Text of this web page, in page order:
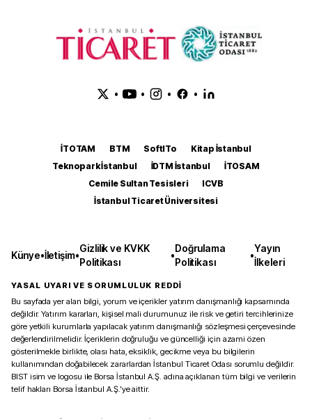
• • • •
İTOTAM BTM SoftITo
Kitap İstanbul
Teknopark İstanbul
İDTM İstanbul
İTOSAM
Cemile Sultan Tesisleri
ICVB
İstanbul Ticaret Üniversitesi
Künye•İletişim•
Gizlilik ve KVKK
Politikası
•
Doğrulama
Politikası
•
Yayın
İlkeleri
YASAL UYARI VE SORUMLULUK REDDİ
Bu sayfada yer alan bilgi, yorum ve içerikler yatırım danışmanlığı kapsamında
değildir. Yatırım kararları, kişisel mali durumunuz ile risk ve getiri tercihlerinize
göre yetkili kurumlarla yapılacak yatırım danışmanlığı sözleşmesi çerçevesinde
değerlendirilmelidir. İçeriklerin doğruluğu ve güncelliği için azami özen
gösterilmekle birlikte, olası hata, eksiklik, gecikme veya bu bilgilerin
kullanımından doğabilecek zararlardan İstanbul Ticaret Odası sorumlu değildir.
BIST isim ve logosu ile Borsa İstanbul A.Ş. adına açıklanan tüm bilgi ve verilerin
telif hakları Borsa İstanbul A.Ş.’ye aittir.